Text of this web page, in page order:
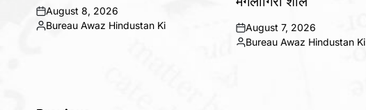
on
August 8, 2026
Posted
Bureau Awaz Hindustan Ki
on
August 7, 2026
Posted
Bureau Awaz Hindustan Ki